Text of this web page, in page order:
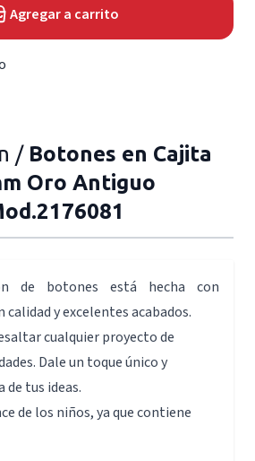
Agregar a carrito
/ Botones en Cajita
Oro Antiguo
de botones está hecha con
y excelentes acabados.
cualquier proyecto de
Dale un toque único y
de tus ideas.
de los niños, ya que contiene